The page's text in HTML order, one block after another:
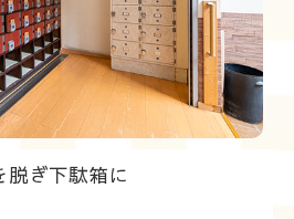
脱ぎ下駄箱に